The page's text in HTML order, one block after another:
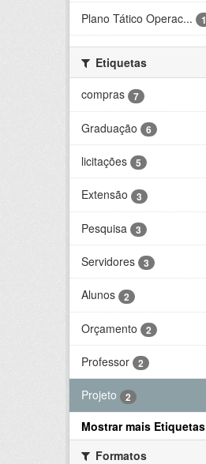
Plano Tático Operac... 1
Etiquetas
compras
7
Graduação 6
licitações 5
Extensão 3
Pesquisa 3
Servidores 3
Alunos 2
Orçamento 2
Professor 2
Projeto 2
Mostrar mais Etiquetas
Formatos